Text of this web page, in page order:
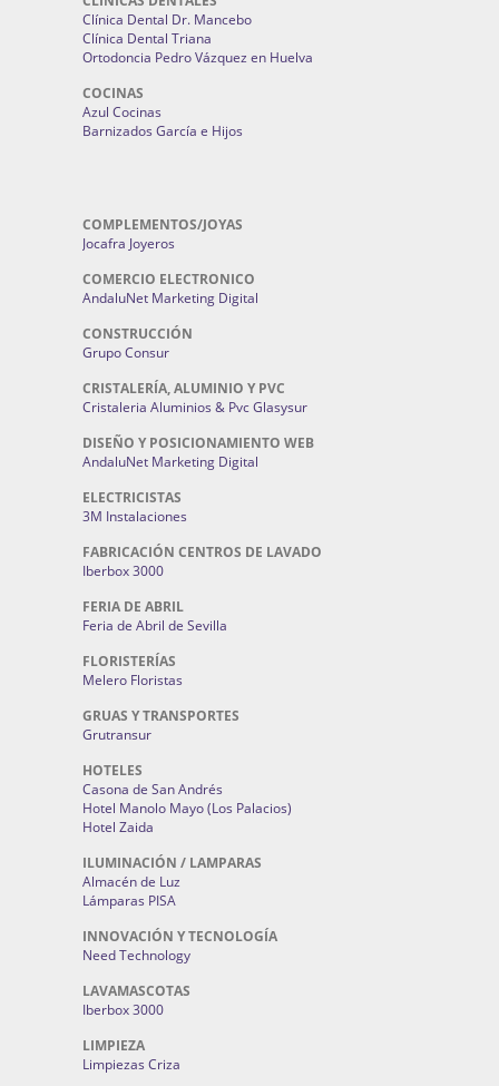
Clínica Dental Dr. Mancebo
Clínica Dental Triana
Ortodoncia Pedro Vázquez en Huelva
COCINAS
Azul Cocinas
Barnizados García e Hijos
COMPLEMENTOS/JOYAS
Jocafra Joyeros
COMERCIO ELECTRONICO
AndaluNet Marketing Digital
CONSTRUCCIÓN
Grupo Consur
CRISTALERÍA, ALUMINIO Y PVC
Cristaleria Aluminios & Pvc Glasysur
DISEÑO Y POSICIONAMIENTO WEB
AndaluNet Marketing Digital
ELECTRICISTAS
3M Instalaciones
FABRICACIÓN CENTROS DE LAVADO
Iberbox 3000
FERIA DE ABRIL
Feria de Abril de Sevilla
FLORISTERÍAS
Melero Floristas
GRUAS Y TRANSPORTES
Grutransur
HOTELES
Casona de San Andrés
Hotel Manolo Mayo (Los Palacios)
Hotel Zaida
ILUMINACIÓN / LAMPARAS
Almacén de Luz
Lámparas PISA
INNOVACIÓN Y TECNOLOGÍA
Need Technology
LAVAMASCOTAS
Iberbox 3000
LIMPIEZA
Limpiezas Criza